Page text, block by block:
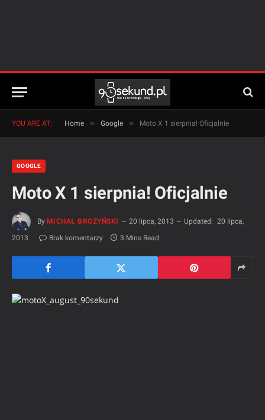
YOU ARE AT: Home » Google » Moto X 1 sierpnia! Oficjalnie
GOOGLE
Moto X 1 sierpnia! Oficjalnie
By MICHAŁ BROŻYŃSKI 20 lipca, 2013 Updated: 20 lipca,
2013
Brak komentarzy 3 Mins Read